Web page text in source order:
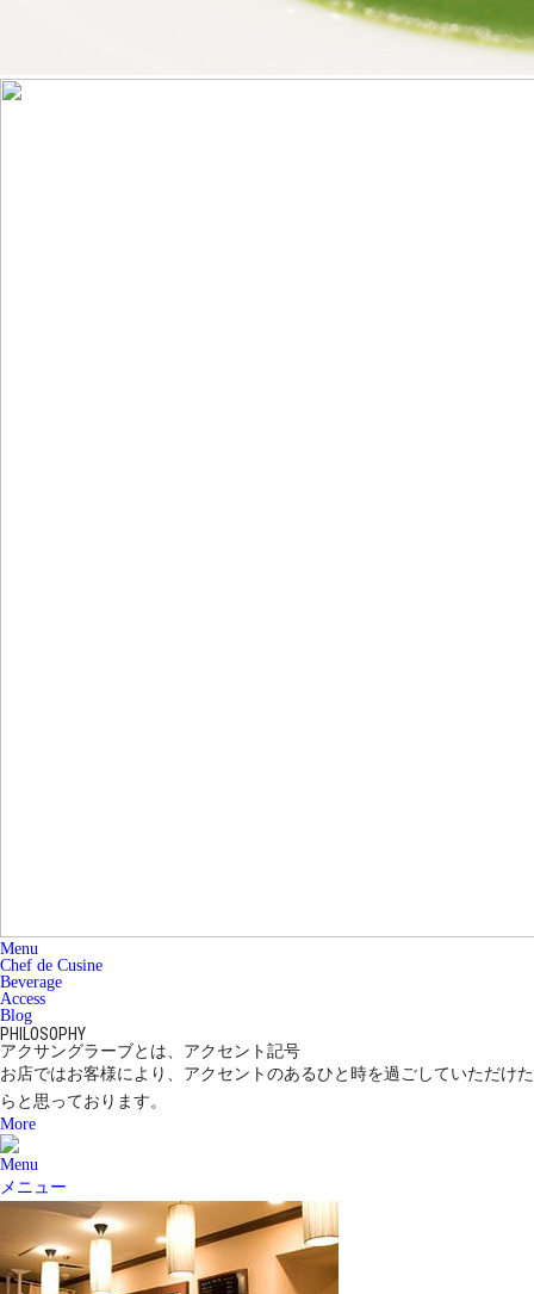
Menu
Chef de Cusine
Beverage
Access
Blog
PHILOSOPHY
アクサングラーブとは、アクセント記号
お店ではお客様により、アクセントのあるひと時を過ごしていただけた
らと思っております。
More
Menu
メニュー